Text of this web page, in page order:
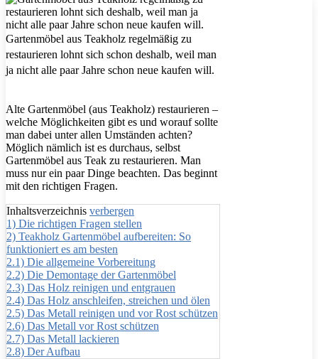
Gartenmöbel aus Teakholz regelmäßig zu
restaurieren lohnt sich schon deshalb, weil man
ja nicht alle paar Jahre schon neue kaufen will.
Alte Gartenmöbel (aus Teakholz) restaurieren –
welche Möglichkeiten gibt es und worauf sollte
man dabei unter allen Umständen achten?
Möglich nämlich ist es durchaus, selbst
Gartenmöbel aus Teak zu restaurieren. Man
muss nur ein paar Dinge beachten. Das beginnt
mit den richtigen Fragen.
Inhaltsverzeichnis verbergen
1) Die richtigen Fragen stellen
2) Teakholz Gartenmöbel aufbereiten: So
funktioniert es am besten
2.1) Die allgemeine Vorbereitung
2.2) Die Demontage der Gartenmöbel
2.3) Das Holz reinigen und entgrauen
2.4) Das Holz anschleifen, streichen und ölen
2.5) Das Metall reinigen und vor Rost schützen
2.6) Das Metall vor Rost schützen
2.7) Das Metall lackieren
2.8) Der Aufbau